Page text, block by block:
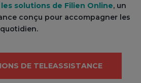
solutions de Filien Online, un
conçu pour accompagner les
DE TELEASSISTANCE